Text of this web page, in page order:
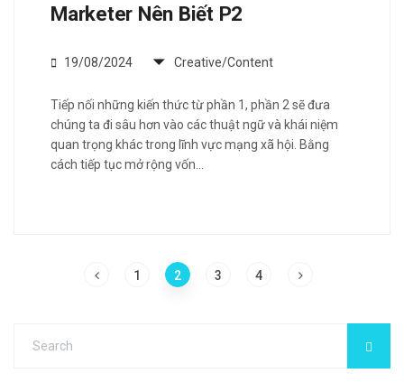
Marketer Nên Biết P2
19/08/2024 Creative/Content
Tiếp nối những kiến thức từ phần 1, phần 2 sẽ đưa
chúng ta đi sâu hơn vào các thuật ngữ và khái niệm
quan trọng khác trong lĩnh vực mạng xã hội. Bằng
cách tiếp tục mở rộng vốn…
1 2 3 4